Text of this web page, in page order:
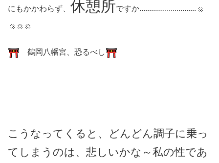
にもかかわらず、 休憩所ですか.............................
鶴岡八幡宮、恐るべし
こうなってくると、どんどん調子に乗っ
てしまうのは、悲しいかな～私の性であ